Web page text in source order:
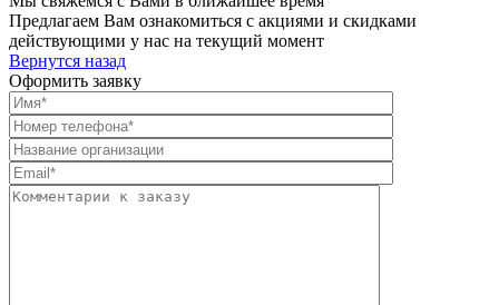
Предлагаем Вам ознакомиться с акциями и скидками
действующими у нас на текущий момент
Вернутся назад
Оформить заявку